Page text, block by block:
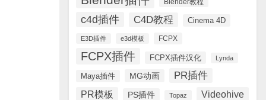
c4d插件 C4D教程 Cinema 4D
E3D插件 e3d模板 FCPX
FCPX插件 FCPX插件汉化 Lynda
Maya插件 MG动画 PR插件
PR模板 PS插件 Topaz Videohive